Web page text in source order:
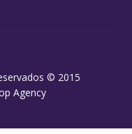
© 2015
Agency